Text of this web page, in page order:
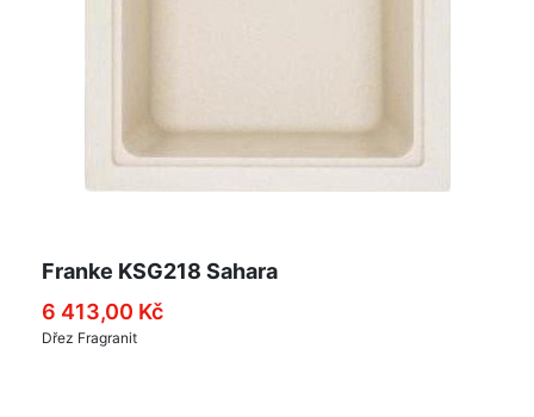
Franke KSG218 Sahara
6 413,00 Kč
Dřez Fragranit